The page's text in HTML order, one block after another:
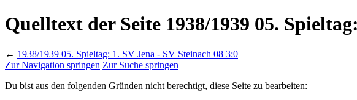
Quelltext der Seite 1938/1939 05.
← 1938/1939 05. Spieltag: 1. SV Jena - SV Steinach 08 3:0
Zur Navigation springen Zur Suche springen
Du bist aus den folgenden Gründen nicht berechtigt, diese Seite zu bearbeiten: